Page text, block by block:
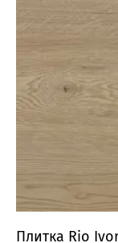
Плитка Rio